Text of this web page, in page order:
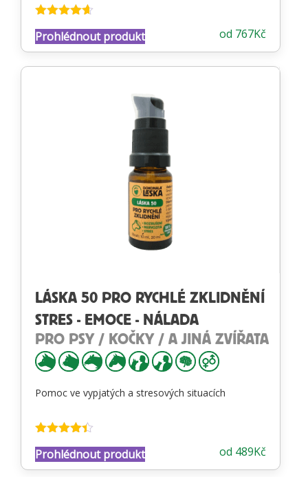
4.58z 5 od 767Kč
Prohlédnout produkt
LÁSKA 50 PRO RYCHLÉ ZKLIDNĚNÍ
STRES - EMOCE - NÁLADA
PRO PSY / KOČKY / A JINÁ ZVÍŘATA
Pomoc ve vypjatých a stresových situacích
4.34z 5 od 489Kč
Prohlédnout produkt